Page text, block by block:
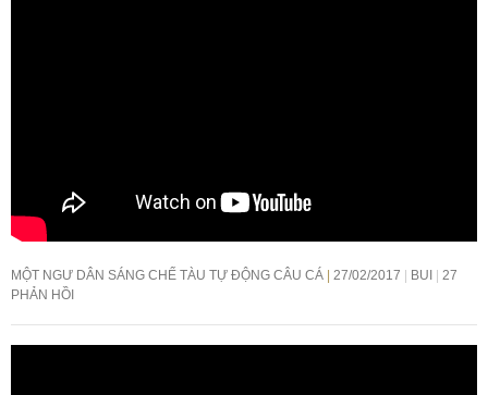
MỘT NGƯ DÂN SÁNG CHẾ TÀU TỰ ĐỘNG CÂU CÁ 27/02/2017 BUI
27
PHẢN HỒI